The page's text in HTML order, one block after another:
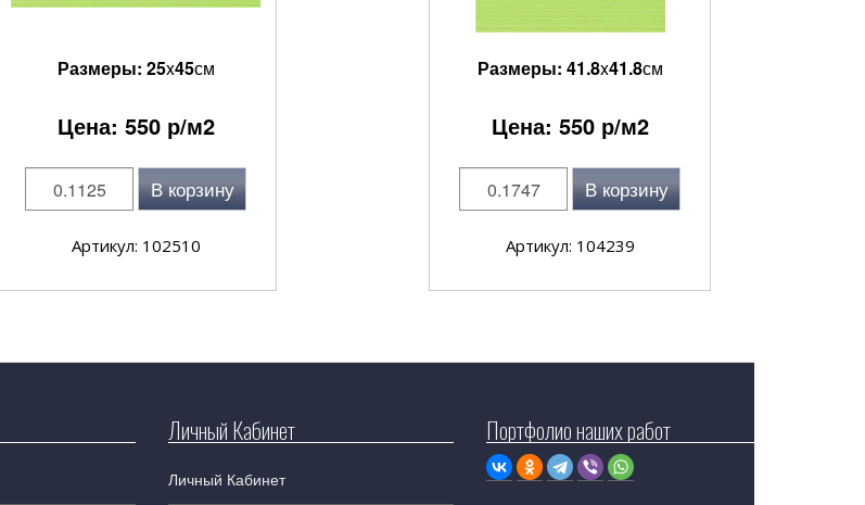
Размеры: 25x45см
Цена: 550р/м2
В корзину
Артикул: 102510
Размеры: 41.8x41.8см
Цена: 550р/м2
В корзину
Артикул: 104239
Личный Кабинет
Личный Кабинет
Портфолио наших работ